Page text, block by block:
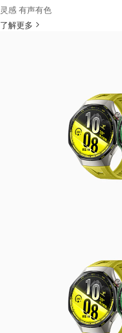
灵感 有声有色
了解更多